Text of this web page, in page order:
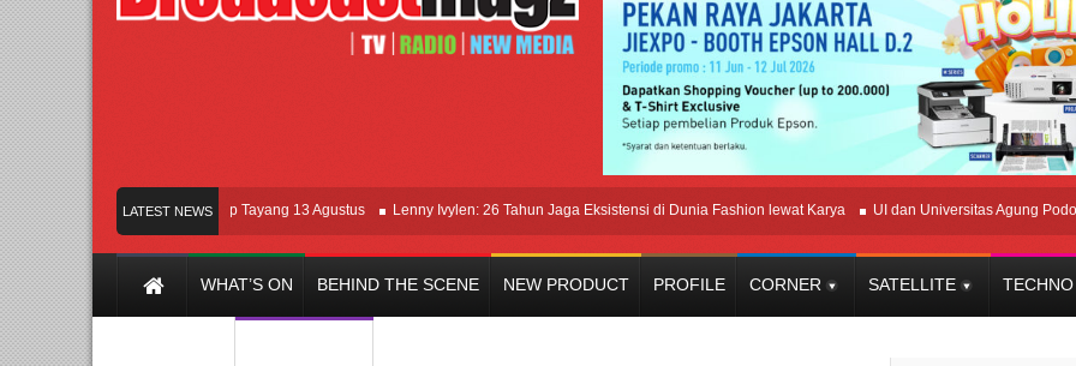
LATEST NEWS
Film KETOK MEJIK Siap Tayang 13 Agustus Lenny Ivylen: 26 Tahun Jaga Eksistensi di Dunia Fashion lewat Karya UI dan Universitas Agung Podomoro
WHAT’S ON BEHIND THE SCENE NEW PRODUCT PROFILE CORNER SATELLITE TECHNO